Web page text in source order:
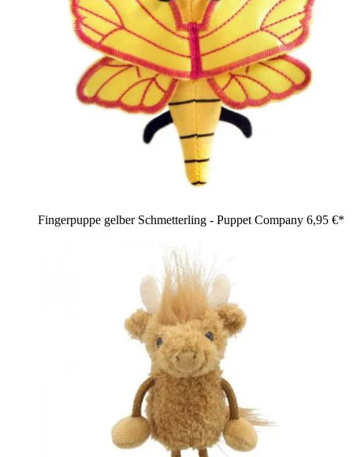
Fingerpuppe gelber Schmetterling - Puppet Company 6,95 €*